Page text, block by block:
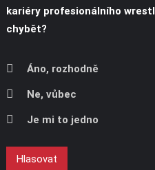
kariéry profesionálního
chybět?
Áno, rozhodně
Ne, vůbec
Je mi to jedno
Hlasovat